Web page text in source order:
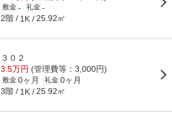
敷金 - 礼金 -
2階 1K 25.92㎡
３０２
3.5万円 (管理費等：3,000円)
敷金 0ヶ月 礼金 0ヶ月
3階 1K 25.92㎡